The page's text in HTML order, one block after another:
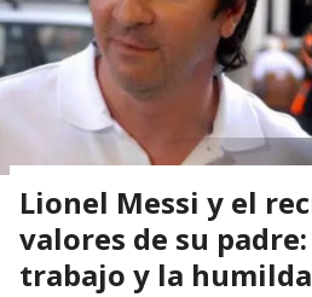
Lionel Messi y el
valores de su
trabajo y la